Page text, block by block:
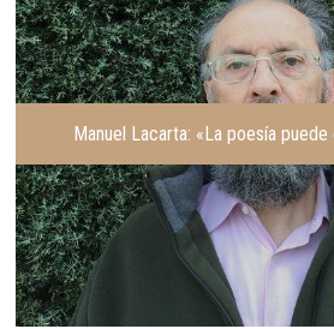
Manuel Lacarta: «La poesía